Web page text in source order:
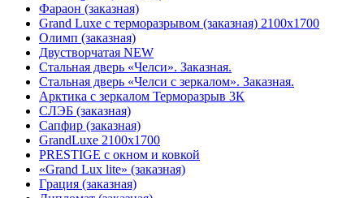
Фараон (заказная)
Grand Luxe с терморазрывом (заказная) 2100х1700
Олимп (заказная)
Двустворчатая NEW
Стальная дверь «Челси». Заказная.
Стальная дверь «Челси с зеркалом». Заказная.
Арктика с зеркалом Терморазрыв 3К
СЛЭБ (заказная)
Сапфир (заказная)
GrandLuxe 2100х1700
PRESTIGE с окном и ковкой
«Grand Lux lite» (заказная)
Гpация (заказная)